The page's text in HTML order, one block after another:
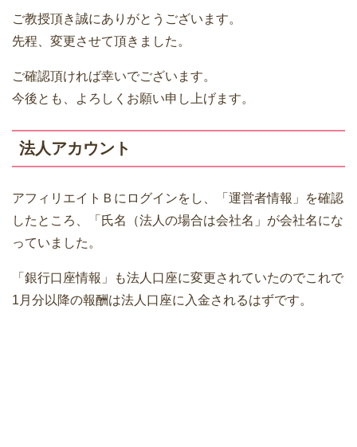
ご教授頂き誠にありがとうございます。
先程、変更させて頂きました。
ご確認頂ければ幸いでございます。
今後とも、よろしくお願い申し上げます。
法人アカウント
アフィリエイトＢにログインをし、「運営者情報」を確認
したところ、「氏名（法人の場合は会社名」が会社名にな
っていました。
「銀行口座情報」も法人口座に変更されていたのでこれで
1月分以降の報酬は法人口座に入金されるはずです。